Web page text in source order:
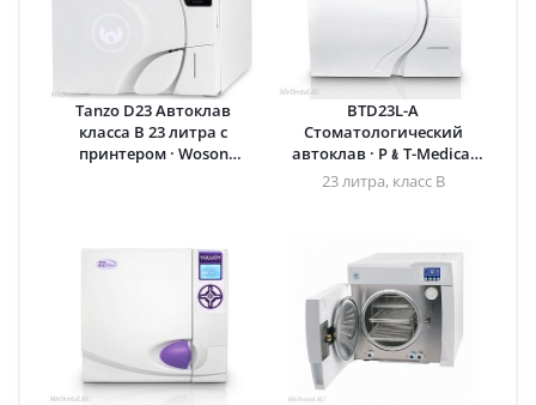
Tanzo D23 Автоклав
класса B 23 литра с
принтером · Woson
BTD23L-A
Стоматологический
автоклав · P﹠T-Medical
(Китай)
23 литра, класс B